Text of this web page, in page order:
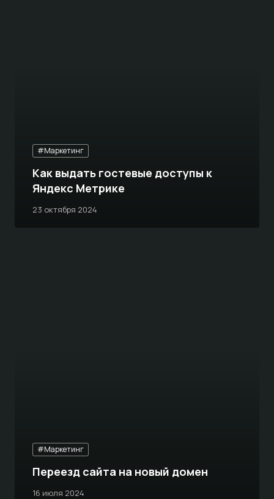
#Маркетинг
23 октября 2024
Как выдать гостевые доступы к
Яндекс Метрике
#Маркетинг
16 июля 2024
Переезд сайта на новый домен